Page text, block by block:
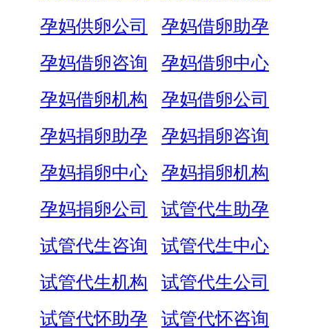
孕妈供卵公司
孕妈借卵助孕
孕妈借卵咨询
孕妈借卵中心
孕妈借卵机构
孕妈借卵公司
孕妈捐卵助孕
孕妈捐卵咨询
孕妈捐卵中心
孕妈捐卵机构
孕妈捐卵公司
试管代生助孕
试管代生咨询
试管代生中心
试管代生机构
试管代生公司
试管代怀助孕
试管代怀咨询